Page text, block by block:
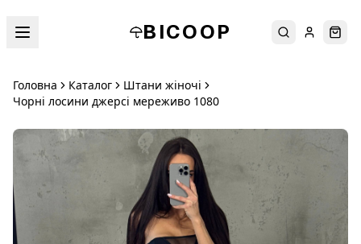
BICOOP ПошукУвійти
Головна Каталог
Штани жіночі
Чорні лосини джерсі мереживо 1080